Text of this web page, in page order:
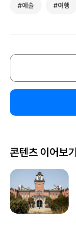
#예술 #여행
콘텐츠 이어보기